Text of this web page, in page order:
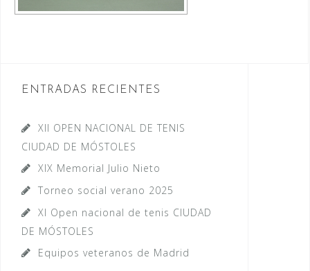
ENTRADAS RECIENTES
XII OPEN NACIONAL DE TENIS
CIUDAD DE MÓSTOLES
XIX Memorial Julio Nieto
Torneo social verano 2025
XI Open nacional de tenis CIUDAD
DE MÓSTOLES
Equipos veteranos de Madrid